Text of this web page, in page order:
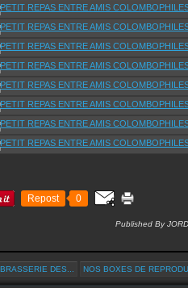
Repost 0
Published By
DES... NOS BOXES DE